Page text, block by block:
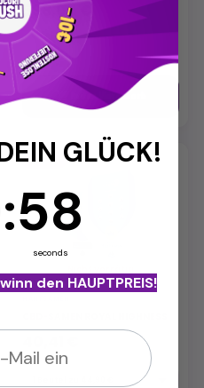
598,00 €
 In den Warenkorb
-10% GLÜCK!
Countdown ends in:
:57
seconds
den HAUPTPREIS!